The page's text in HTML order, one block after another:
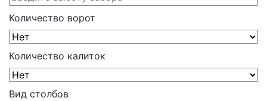
Количество ворот
Количество калиток
Вид столбов